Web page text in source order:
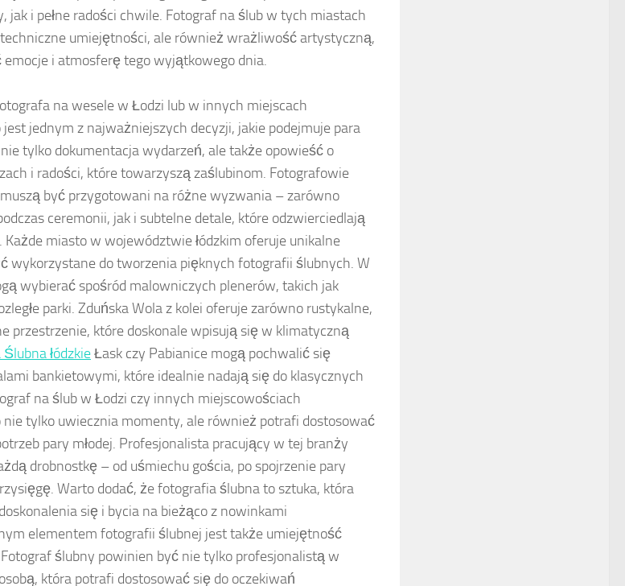
jak i pełne radości chwile. Fotograf na ślub w tych miastach
umiejętności, ale również wrażliwość artystyczną,
i atmosferę tego wyjątkowego dnia.
na wesele w Łodzi lub w innych miejscach
jednym z najważniejszych decyzji, jakie podejmuje para
nie tylko dokumentacja wydarzeń, ale także opowieść o
i radości, które towarzyszą zaślubinom. Fotografowie
być przygotowani na różne wyzwania – zarówno
ceremonii, jak i subtelne detale, które odzwierciedlają
miasto w województwie łódzkim oferuje unikalne
wykorzystane do tworzenia pięknych fotografii ślubnych. W
wybierać spośród malowniczych plenerów, takich jak
parki. Zduńska Wola z kolei oferuje zarówno rustykalne,
przestrzenie, które doskonale wpisują się w klimatyczną
łódzkieŁask czy Pabianice mogą pochwalić się
bankietowymi, które idealnie nadają się do klasycznych
na ślub w Łodzi czy innych miejscowościach
nie tylko uwiecznia momenty, ale również potrafi dostosować
pary młodej. Profesjonalista pracujący w tej branży
drobnostkę – od uśmiechu gościa, po spojrzenie pary
Warto dodać, że fotografia ślubna to sztuka, która
się i bycia na bieżąco z nowinkami
elementem fotografii ślubnej jest także umiejętność
ślubny powinien być nie tylko profesjonalistą w
która potrafi dostosować się do oczekiwań